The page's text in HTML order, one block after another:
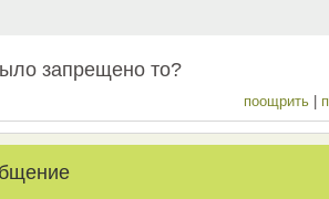
запрещено то?
поощрить